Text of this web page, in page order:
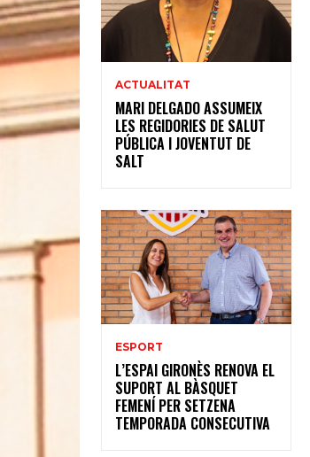
ACTUALITAT
MARI DELGADO ASSUMEIX
LES REGIDORIES DE SALUT
PÚBLICA I JOVENTUT DE
SALT
ESPORT
L’ESPAI GIRONÈS RENOVA EL
SUPORT AL BÀSQUET
FEMENÍ PER SETZENA
TEMPORADA CONSECUTIVA